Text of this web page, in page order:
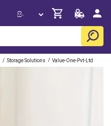
/ Storage Solutions / Value-One-Pvt-Ltd